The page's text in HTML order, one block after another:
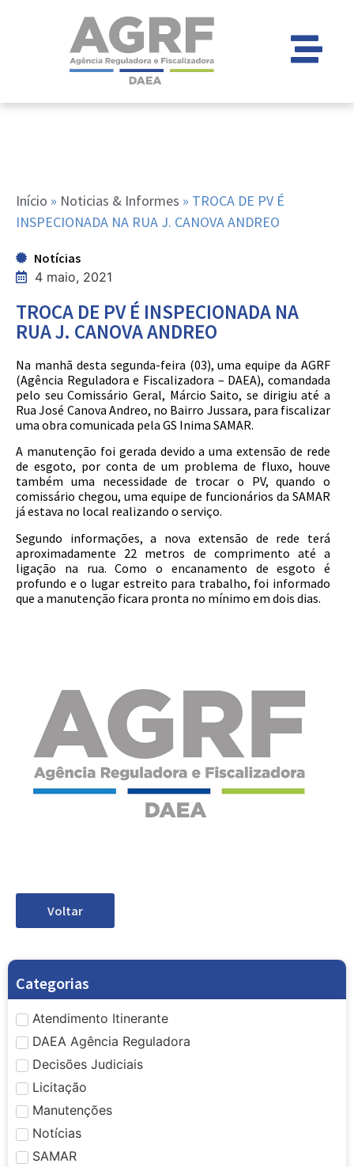
Início » Noticias & Informes » TROCA DE PV É
INSPECIONADA NA RUA J. CANOVA ANDREO
Notícias
4 maio, 2021
TROCA DE PV É INSPECIONADA NA
RUA J. CANOVA ANDREO
Na manhã desta segunda-feira (03), uma equipe da AGRF
(Agência Reguladora e Fiscalizadora – DAEA), comandada
pelo seu Comissário Geral, Márcio Saito, se dirigiu até a
Rua José Canova Andreo, no Bairro Jussara, para fiscalizar
uma obra comunicada pela GS Inima SAMAR.
A manutenção foi gerada devido a uma extensão de rede
de esgoto, por conta de um problema de fluxo, houve
também uma necessidade de trocar o PV, quando o
comissário chegou, uma equipe de funcionários da SAMAR
já estava no local realizando o serviço.
Segundo informações, a nova extensão de rede terá
aproximadamente 22 metros de comprimento até a
ligação na rua. Como o encanamento de esgoto é
profundo e o lugar estreito para trabalho, foi informado
que a manutenção ficara pronta no mínimo em dois dias.
Voltar
Categorias
Atendimento Itinerante
DAEA Agência Reguladora
Decisões Judiciais
Licitação
Manutenções
Notícias
SAMAR